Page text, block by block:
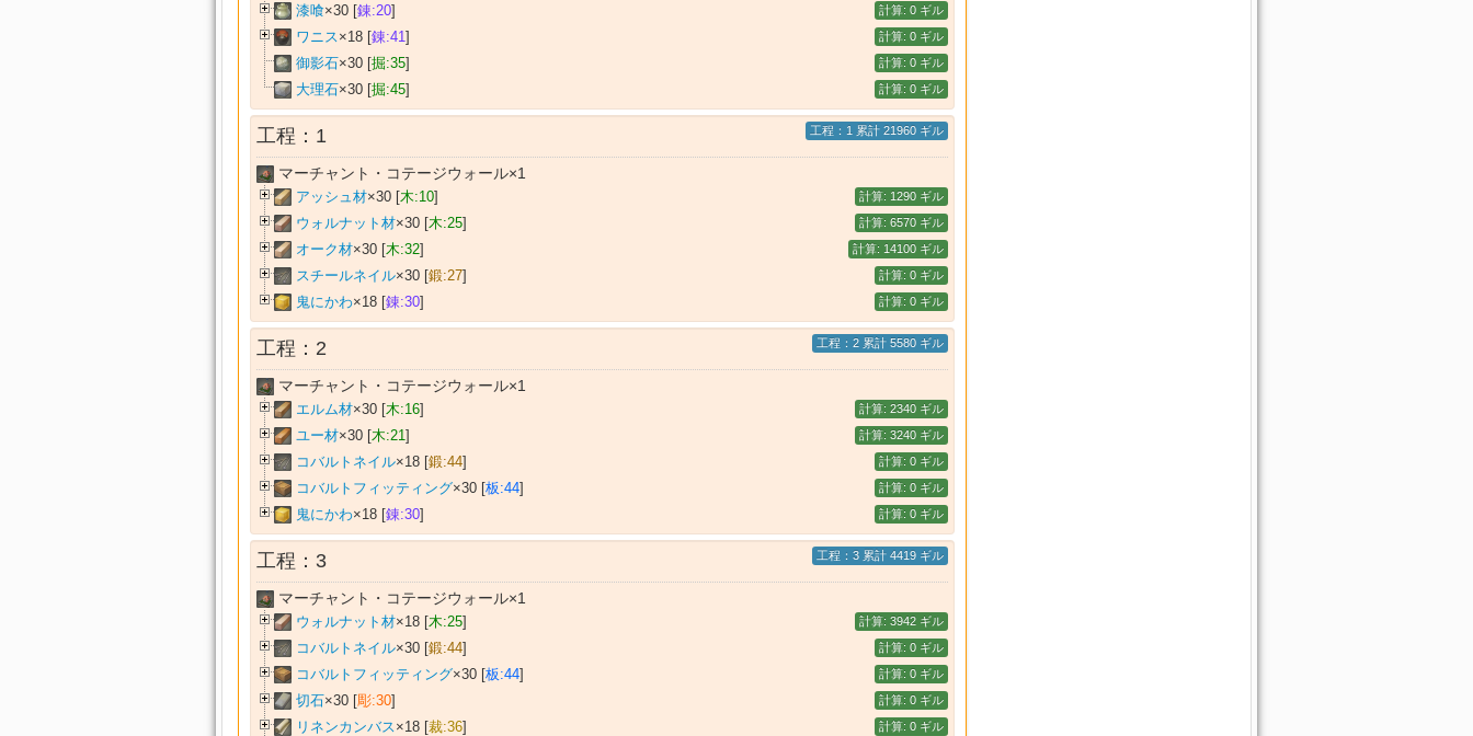
漆喰×30 [錬:20] 計算: 0 ギル
ワニス ×18 [錬:41] 計算: 0 ギル
御影石×30 [掘:35] 計算: 0 ギル
大理石×30 [掘:45] 計算: 0 ギル
工程：1 工程：1 累計 21960 ギル
マーチャント・コテージウォール×1
アッシュ材×30 [木:10] 計算: 1290 ギル
ウォルナット材×30 [木:25] 計算: 6570 ギル
オーク材×30 [木:32] 計算: 14100 ギル
スチールネイル×30 [鍛:27] 計算: 0 ギル
鬼にかわ×18 [錬:30] 計算: 0 ギル
工程：2 工程：2 累計 5580 ギル
マーチャント・コテージウォール×1
エルム材×30 [木:16] 計算: 2340 ギル
ユー材×30 [木:21] 計算: 3240 ギル
コバルトネイル×18 [鍛:44] 計算: 0 ギル
コバルトフィッティング×30 [板:44] 計算: 0 ギル
鬼にかわ×18 [錬:30] 計算: 0 ギル
工程：3 工程：3 累計 4419 ギル
マーチャント・コテージウォール×1
ウォルナット材×18 [木:25] 計算: 3942 ギル
コバルトネイル×30 [鍛:44] 計算: 0 ギル
コバルトフィッティング×30 [板:44] 計算: 0 ギル
切石×30 [彫:30] 計算: 0 ギル
リネンカンバス ×18 [裁:36] 計算: 0 ギル